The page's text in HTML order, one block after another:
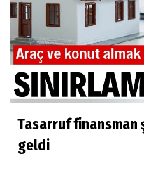
Tasarruf finansman
geldi